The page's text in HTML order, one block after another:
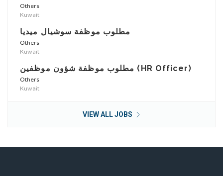
Others
Kuwait
مطلوب موظفة سوشيال ميديا
Others
Kuwait
مطلوب موظفة شؤون موظفين (HR Officer)
Others
Kuwait
VIEW ALL JOBS